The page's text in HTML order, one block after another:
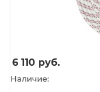
6 110 руб.
Наличие: